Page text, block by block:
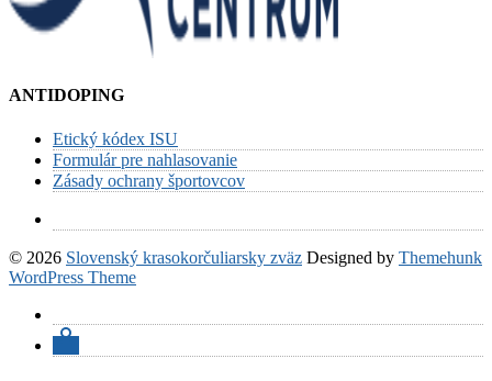
ANTIDOPING
Etický kódex ISU
Formulár pre nahlasovanie
Zásady ochrany športovcov
© 2026 Slovenský krasokorčuliarsky zväz Designed by Themehunk
WordPress Theme